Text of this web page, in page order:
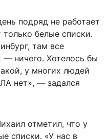
подряд не работает
только белые списки.
там все
— ничего. Хотелось бы
у многих людей
нет», — задался
отметил, что у
списки. «У нас в